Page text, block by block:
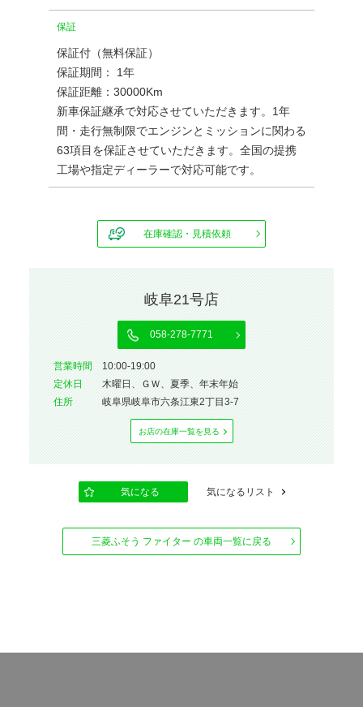
保証
保証付（無料保証）
保証期間： 1年
保証距離：30000Km
新車保証継承で対応させていただきます。1年
間・走行無制限でエンジンとミッションに関わる
63項目を保証させていただきます。全国の提携
工場や指定ディーラーで対応可能です。
在庫確認・見積依頼
岐阜21号店
058-278-7771
営業時間
10:00-19:00
定休⽇
木曜日、ＧＷ、夏季、年末年始
住所
岐阜県岐阜市六条江東2丁目3-7
お店の在庫⼀覧を⾒る
気になる 気になるリスト
三菱ふそう ファイター の車両一覧に戻る